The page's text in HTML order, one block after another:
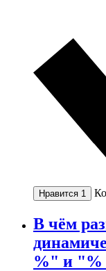
Нравится 1
В чём
%" и "%